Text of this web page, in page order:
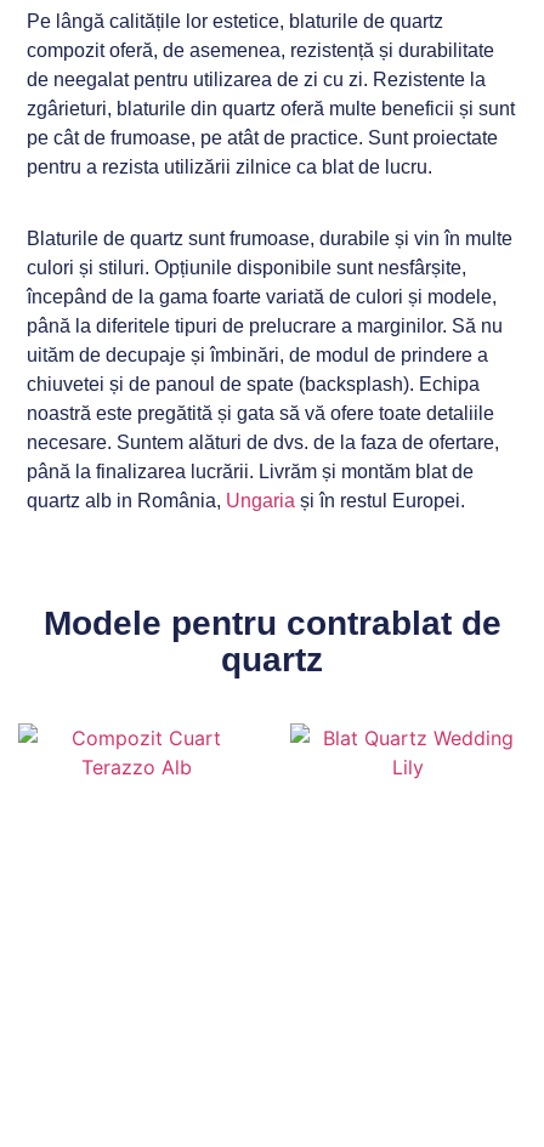
Pe lângă calitățile lor estetice, blaturile de quartz
compozit oferă, de asemenea, rezistență și durabilitate
de neegalat pentru utilizarea de zi cu zi. Rezistente la
zgârieturi, blaturile din quartz oferă multe beneficii și sunt
pe cât de frumoase, pe atât de practice. Sunt proiectate
pentru a rezista utilizării zilnice ca blat de lucru.
Blaturile de quartz sunt frumoase, durabile și vin în multe
culori și stiluri. Opțiunile disponibile sunt nesfârșite,
începând de la gama foarte variată de culori și modele,
până la diferitele tipuri de prelucrare a marginilor. Să nu
uităm de decupaje și îmbinări, de modul de prindere a
chiuvetei și de panoul de spate (backsplash). Echipa
noastră este pregătită și gata să vă ofere toate detaliile
necesare. Suntem alături de dvs. de la faza de ofertare,
până la finalizarea lucrării. Livrăm și montăm blat de
quartz alb in România, Ungaria și în restul Europei.
Modele pentru contrablat de
quartz